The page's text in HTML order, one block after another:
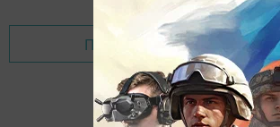
Перейти на страницу